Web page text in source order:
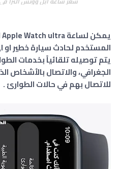
المستخدم لحادث سيارة خطير او
يتم توصيله تلقائياً بخدمات
الجغرافي، والاتصال بالأشخاص
للاتصال بهم في حالات الطوارئ .